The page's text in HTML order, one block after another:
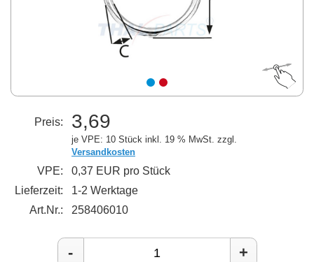
Preis: 3,69
je VPE: 10 Stück inkl. 19 % MwSt. zzgl.
Versandkosten
VPE:
0,37 EUR pro Stück
Lieferzeit:
1-2 Werktage
Art.Nr.:
258406010
- +